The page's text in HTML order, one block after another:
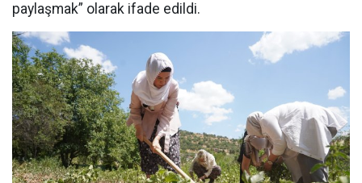
paylaşmak” olarak ifade edildi.